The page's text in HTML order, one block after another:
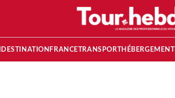
DESTINATION FRANCETRANSPORT HÉBERGEMENT